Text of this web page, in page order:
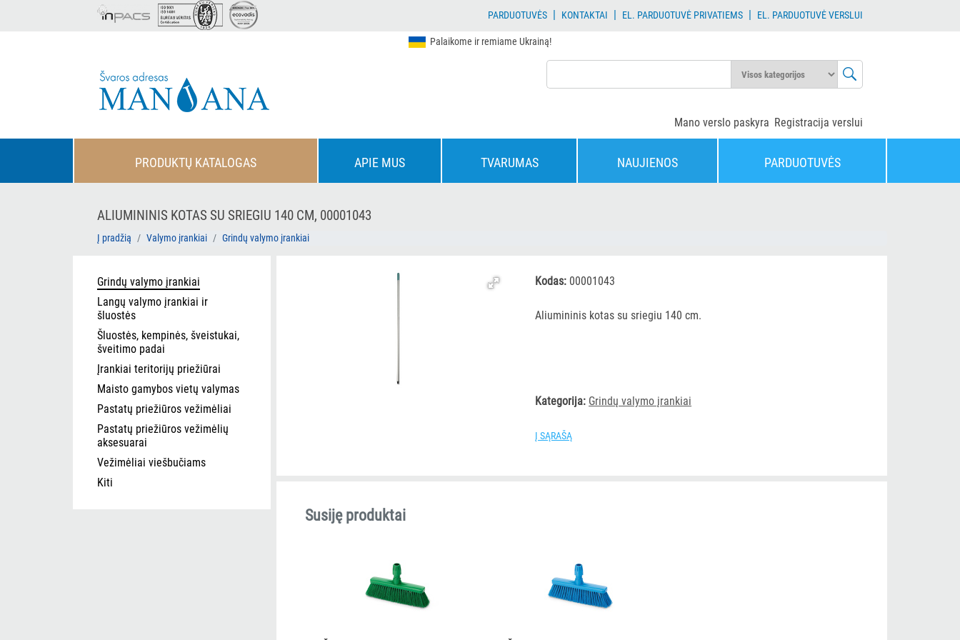
PARDUOTUVĖS| KONTAKTAI | EL. PARDUOTUVĖ PRIVATIEMS| EL. PARDUOTUVĖ VERSLUI
Palaikome ir remiame Ukrainą!
Registracija verslui
Mano verslo paskyra
PRODUKTŲ KATALOGAS APIE MUS TVARUMAS NAUJIENOS PARDUOTUVĖS
ALIUMININIS KOTAS SU SRIEGIU 140 CM, 00001043
Į pradžią Valymo įrankiai Grindų valymo įrankiai
Grindų valymo įrankiai
Langų valymo įrankiai ir
šluostės
Šluostės, kempinės, šveistukai,
šveitimo padai
Įrankiai teritorijų priežiūrai
Maisto gamybos vietų valymas
Pastatų priežiūros vežimėliai
Pastatų priežiūros vežimėlių
aksesuarai
Vežimėliai viešbučiams
Kiti
Kodas: 00001043
Aliumininis kotas su sriegiu 140 cm.
Kategorija: Grindų valymo įrankiai
Į SĄRAŠĄ
Susiję produktai